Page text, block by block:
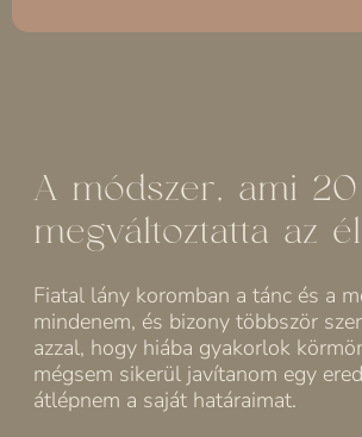
A módszer, ami 20
megváltoztatta az
Fiatal lány koromban a tánc és a
mindenem, és bizony többször
azzal, hogy hiába gyakorlok
mégsem sikerül javítanom egy
átlépnem a saját határaimat.